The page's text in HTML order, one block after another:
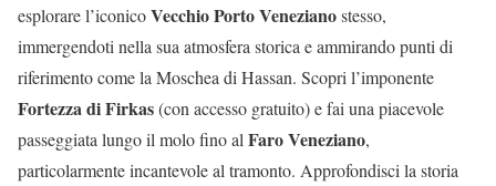
esplorare l’iconicoVecchio Porto Venezianostesso,
immergendoti nella sua atmosfera storica e ammirando punti di
riferimento come la Moschea di Hassan. Scopri l’imponente
Fortezza di Firkas(con accesso gratuito) e fai una piacevole
passeggiata lungo il molo fino al Faro Veneziano,
particolarmente incantevole al tramonto. Approfondisci la storia